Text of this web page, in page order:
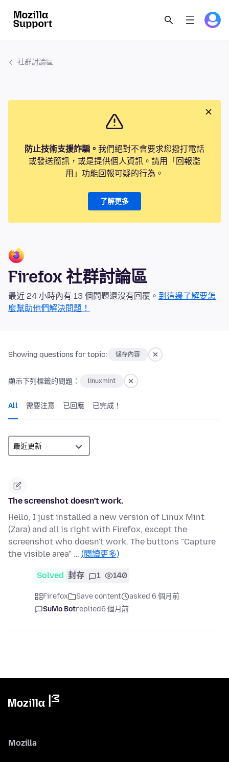
社群討論區
防止技術支援詐騙。 我們絕對不會要求您撥打電話
或發送簡訊，或是提供個人資訊。請用「回報濫
用」功能回報可疑的行為。
了解更多
Firefox 社群討論區
最近 24 小時內有 13 個問題還沒有回覆。 到這邊了解要怎
麼幫助他們解決問題！
Showing questions for topic: 儲存內容
顯示下列標籤的問題： linuxmint
All 需要注意 已回應 已完成！
The screenshot doesn't work.
Hello, I just installed a new version of Linux Mint
(Zara) and all is right with Firefox, except the
screenshot who doesn't work. The buttons "Capture
the visible area" … (閱讀更多)
Solved 封存 1 140
Firefox Save content
asked 6 個月前
SuMo Botreplied6 個月前
Mozilla